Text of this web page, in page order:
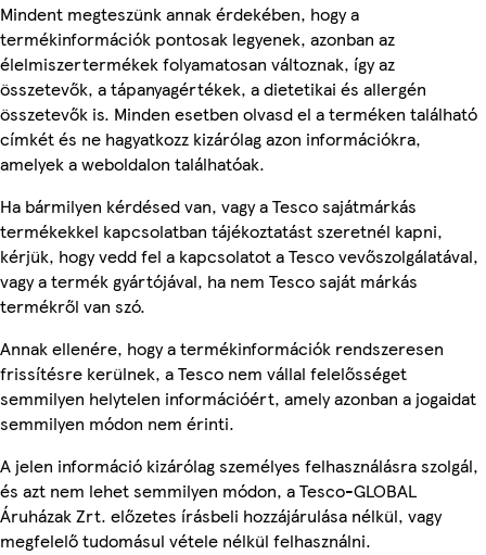
Mindent megteszünk annak érdekében, hogy a
termékinformációk pontosak legyenek, azonban az
élelmiszertermékek folyamatosan változnak, így az
összetevők, a tápanyagértékek, a dietetikai és allergén
összetevők is. Minden esetben olvasd el a terméken található
címkét és ne hagyatkozz kizárólag azon információkra,
amelyek a weboldalon találhatóak.
Ha bármilyen kérdésed van, vagy a Tesco sajátmárkás
termékekkel kapcsolatban tájékoztatást szeretnél kapni,
kérjük, hogy vedd fel a kapcsolatot a Tesco vevőszolgálatával,
vagy a termék gyártójával, ha nem Tesco saját márkás
termékről van szó.
Annak ellenére, hogy a termékinformációk rendszeresen
frissítésre kerülnek, a Tesco nem vállal felelősséget
semmilyen helytelen információért, amely azonban a jogaidat
semmilyen módon nem érinti.
A jelen információ kizárólag személyes felhasználásra szolgál,
és azt nem lehet semmilyen módon, a Tesco-GLOBAL
Áruházak Zrt. előzetes írásbeli hozzájárulása nélkül, vagy
megfelelő tudomásul vétele nélkül felhasználni.